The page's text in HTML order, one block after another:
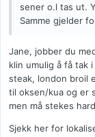
sener o.l tas ut.
Samme gjelder
Jane, jobber du
klin umulig å få tak
steak, london broil
til oksen/kua og er
men må stekes
Sjekk her for